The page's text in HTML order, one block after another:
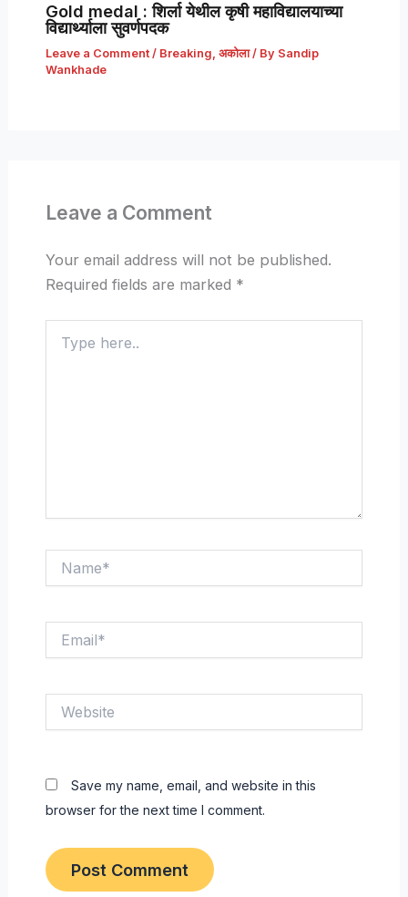
Gold medal : शिर्ला येथील कृषी महाविद्यालयाच्या
विद्यार्थ्याला सुवर्णपदक
Leave a Comment / Breaking अकोला/ By Sandip
Wankhade
Leave a Comment
Your email address will not be published.
Required fields are marked *
here..
Save my name, email, and website in this
browser for the next time I comment.